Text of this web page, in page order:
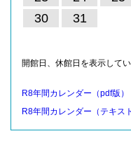
30
31
開館日、休館日を表示して
R8年間カレンダー（pdf版）
R8年間カレンダー（テキス